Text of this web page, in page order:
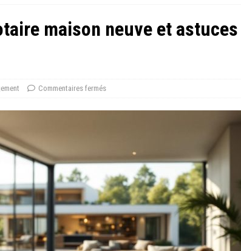
maison neuve et astuces
Commentaires fermés